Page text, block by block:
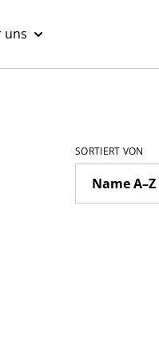
uns
SORTIERT VON